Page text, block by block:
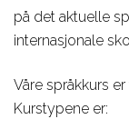
Aviation
på det aktuelle
internasjonale
Våre språkkurs
Kurstypene er: